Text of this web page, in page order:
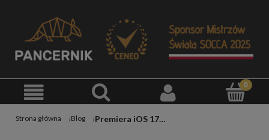
Strona główna Blog Premiera iOS 17.3 : ważna funkcja dla Twojego iPhone’a!